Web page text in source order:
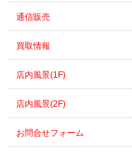
通信販売
買取情報
店内風景(1F)
店内風景(2F)
お問合せフォーム